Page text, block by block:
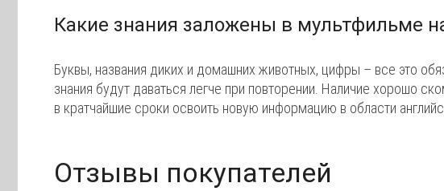
Какие знания заложены в мультфильме
Буквы, названия диких и домашних животных, цифры – все это
знания будут даваться легче при повторении. Наличие хорошо
в кратчайшие сроки освоить новую информацию в области
Отзывы покупателей